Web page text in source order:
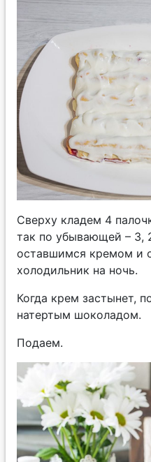
Сверху кладем 4
так по убывающей – 3,
оставшимся кремом и
холодильник на ночь.
Когда крем застынет,
натертым шоколадом.
Подаем.